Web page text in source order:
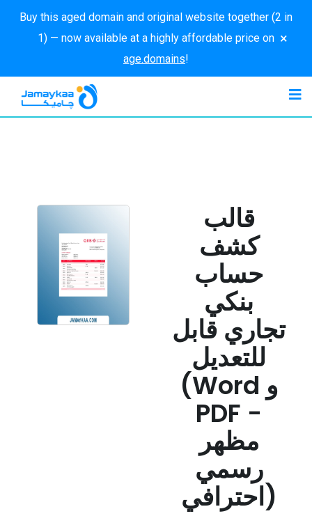
Buy this aged domain and original website together (2 in
1) — now available at a highly affordable price on
age.domains!
×
قالب
كشف
حساب
بنكي
تجاري قابل
للتعديل
(Word و
PDF -
مظهر
رسمي
احترافي)